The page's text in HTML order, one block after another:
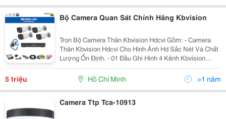
Bộ Camera Quan Sát Chính Hãng Kbvision
Trọn Bộ Camera Thân Kbvision Hdcvi Gồm: - Camera
Thân Kbvision Hdcvi Cho Hình Ảnh Hd Sắc Nét Và Chất
Lượng Ổn Định. - 01 Đầu Ghi Hình 4 Kênh Kbvision
Hdcvi Thế Hệ Mới Ghi Hình 24/24 Quan Sát Qua Mạng
Internet Công Nghệ Cao.hỗ Trợ Xem Hình Trên Tivi,M
5 triệu Hồ Chí Minh >1 năm
Camera Ttp Tca-10913